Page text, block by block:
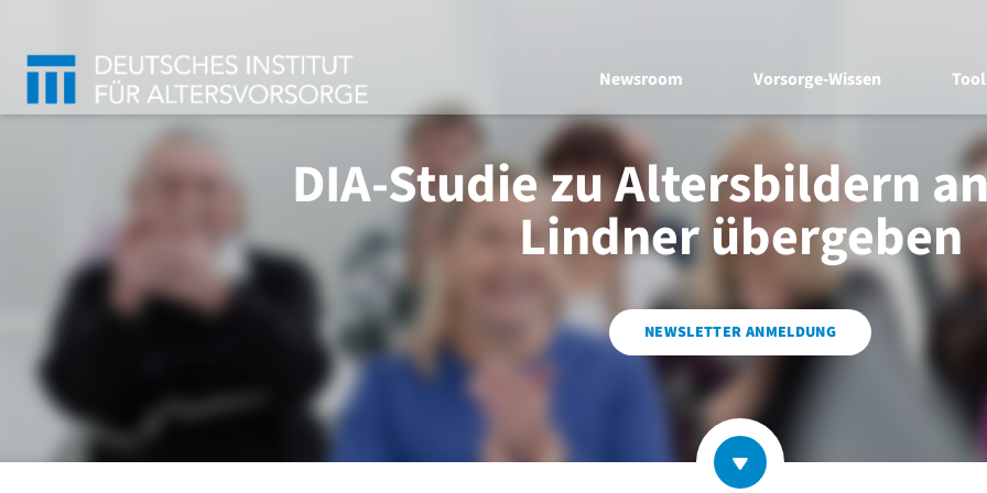
Newsroom Vorsorge-Wissen
DIA-Studie zu Altersbildern
Lindner übergeben
NEWSLETTER ANMELDUNG